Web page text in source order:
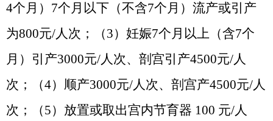
4个月）7个月以下（不含7个月）流产或引产
为800元/人次；（3）妊娠7个月以上（含7个
月）引产3000元/人次、剖宫引产4500元/人
次；（4）顺产3000元/人次、剖宫产4500元/人
次；（5）放置或取出宫内节育器 100 元/人